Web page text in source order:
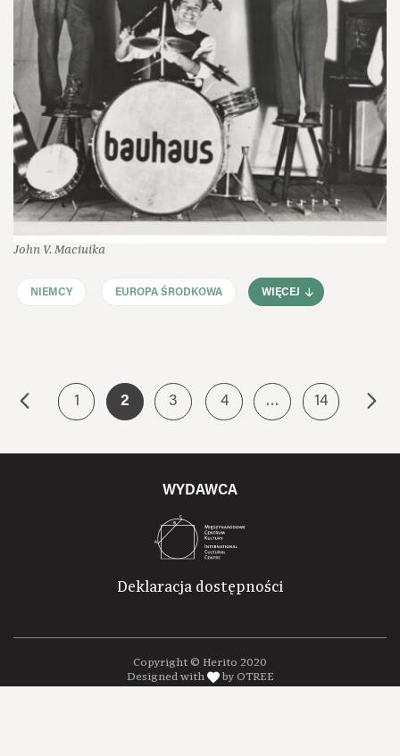
John V. Maciuika
NIEMCY EUROPA ŚRODKOWA WIĘCEJ
1 2 3 4 … 14
WYDAWCA
Deklaracja dostępności
Copyright © Herito 2020
Designed with
by OTREE